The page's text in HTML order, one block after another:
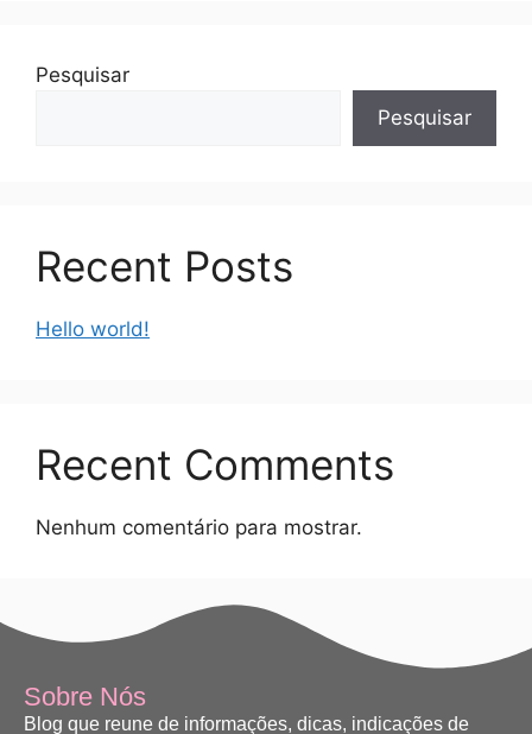
Pesquisar
Pesquisar
Recent Posts
Hello world!
Recent Comments
Nenhum comentário para mostrar.
Sobre Nós
Blog que reune de informações, dicas, indicações de